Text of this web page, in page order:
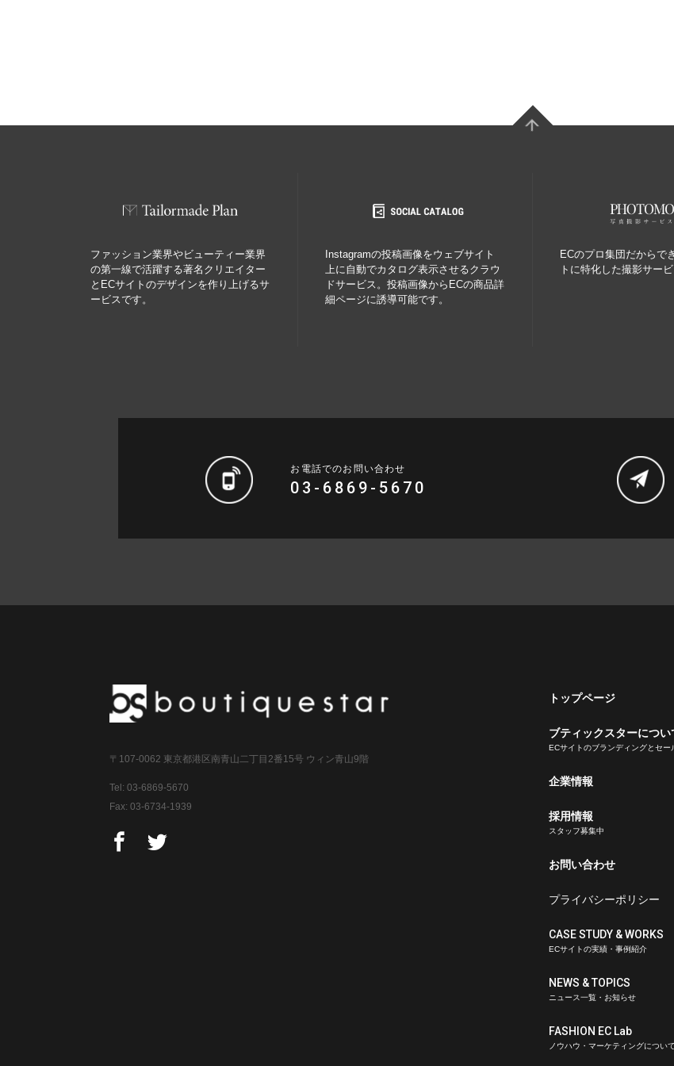
ファッション業界やビューティー業界
の第一線で活躍する著名クリエイター
とECサイトのデザインを作り上げるサ
ービスです。
Instagramの投稿画像をウェブサイト
上に自動でカタログ表示させるクラウ
ドサービス。投稿画像からECの商品詳
細ページに誘導可能です。
ECのプロ集団だからで
トに特化した撮影サービ
お電話でのお問い合わせ
03-6869-5670
トップページ
ブティックスターについ
ECサイトのブランディングとセー
企業情報
採用情報
スタッフ募集中
お問い合わせ
プライバシーポリシー
CASE STUDY & WORKS
ECサイトの実績・事例紹介
NEWS & TOPICS
ニュース一覧・お知らせ
FASHION EC Lab
ノウハウ・マーケティングについて
〒107-0062 東京都港区南青山二丁目2番15号 ウィン青山9階
Tel:03-6869-5670
Fax: 03-6734-1939